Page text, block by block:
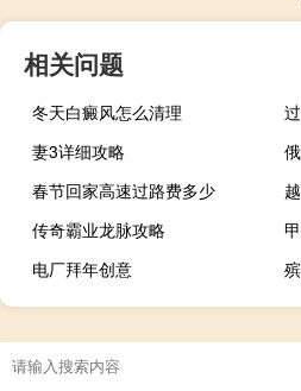
相关问题
冬天白癜风怎么清理
妻3详细攻略
春节回家高速过路费多少
传奇霸业龙脉攻略
电厂拜年创意